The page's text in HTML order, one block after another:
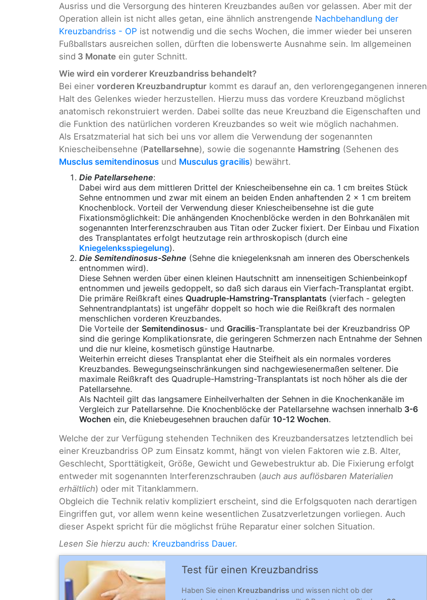
Ausriss und die Versorgung des hinteren Kreuzbandes außen vor gelassen. Aber mit der
Operation allein ist nicht alles getan, eine ähnlich anstrengende Nachbehandlung der
Kreuzbandriss - OP ist notwendig und die sechs Wochen, die immer wieder bei unseren
Fußballstars ausreichen sollen, dürften die lobenswerte Ausnahme sein. Im allgemeinen
sind 3 Monate ein guter Schnitt.
Wie wird ein vorderer Kreuzbandriss behandelt?
Bei einer vorderen Kreuzbandruptur kommt es darauf an, den verlorengegangenen inneren
Halt des Gelenkes wieder herzustellen. Hierzu muss das vordere Kreuzband möglichst
anatomisch rekonstruiert werden. Dabei sollte das neue Kreuzband die Eigenschaften und
die Funktion des natürlichen vorderen Kreuzbandes so weit wie möglich nachahmen.
Als Ersatzmaterial hat sich bei uns vor allem die Verwendung der sogenannten
Kniescheibensehne (Patellarsehne), sowie die sogenannte Hamstring (Sehenen des
Musclus semitendinosus und Musculus gracilis) bewährt.
Die Patellarsehene:
Dabei wird aus dem mittleren Drittel der Kniescheibensehne ein ca. 1 cm breites Stück
Sehne entnommen und zwar mit einem an beiden Enden anhaftenden 2 x 1 cm breitem
Knochenblock. Vorteil der Verwendung dieser Kniescheibensehne ist die gute
Fixationsmöglichkeit: Die anhängenden Knochenblöcke werden in den Bohrkanälen mit
sogenannten Interferenzschrauben aus Titan oder Zucker fixiert. Der Einbau und Fixation
des Transplantates erfolgt heutzutage rein arthroskopisch (durch eine
Kniegelenksspiegelung).
Die Semitendinosus-Sehne (Sehne die kniegelenksnah am inneren des Oberschenkels
entnommen wird).
Diese Sehnen werden über einen kleinen Hautschnitt am innenseitigen Schienbeinkopf
entnommen und jeweils gedoppelt, so daß sich daraus ein Vierfach-Transplantat ergibt.
Die primäre Reißkraft eines Quadruple-Hamstring-Transplantats (vierfach - gelegten
Sehnentrandplantats) ist ungefähr doppelt so hoch wie die Reißkraft des normalen
menschlichen vorderen Kreuzbandes.
Die Vorteile der Semitendinosus- und Gracilis-Transplantate bei der Kreuzbandriss OP
sind die geringe Komplikationsrate, die geringeren Schmerzen nach Entnahme der Sehnen
und die nur kleine, kosmetisch günstige Hautnarbe.
Weiterhin erreicht dieses Transplantat eher die Steifheit als ein normales vorderes
Kreuzbandes. Bewegungseinschränkungen sind nachgewiesenermaßen seltener. Die
maximale Reißkraft des Quadruple-Hamstring-Transplantats ist noch höher als die der
Patellarsehne.
Als Nachteil gilt das langsamere Einheilverhalten der Sehnen in die Knochenkanäle im
Vergleich zur Patellarsehne. Die Knochenblöcke der Patellarsehne wachsen innerhalb 3-6
Wochen ein, die Kniebeugesehnen brauchen dafür 10-12 Wochen.
Welche der zur Verfügung stehenden Techniken des Kreuzbandersatzes letztendlich bei
einer Kreuzbandriss OP zum Einsatz kommt, hängt von vielen Faktoren wie z.B. Alter,
Geschlecht, Sporttätigkeit, Größe, Gewicht und Gewebestruktur ab. Die Fixierung erfolgt
entweder mit sogenannten Interferenzschrauben (auch aus auflösbaren Materialien
erhältlich) oder mit Titanklammern.
Obgleich die Technik relativ kompliziert erscheint, sind die Erfolgsquoten nach derartigen
Eingriffen gut, vor allem wenn keine wesentlichen Zusatzverletzungen vorliegen. Auch
dieser Aspekt spricht für die möglichst frühe Reparatur einer solchen Situation.
Lesen Sie hierzu auch: Kreuzbandriss Dauer.
Test für einen Kreuzbandriss
Haben Sie einen Kreuzbandriss und wissen nicht ob der